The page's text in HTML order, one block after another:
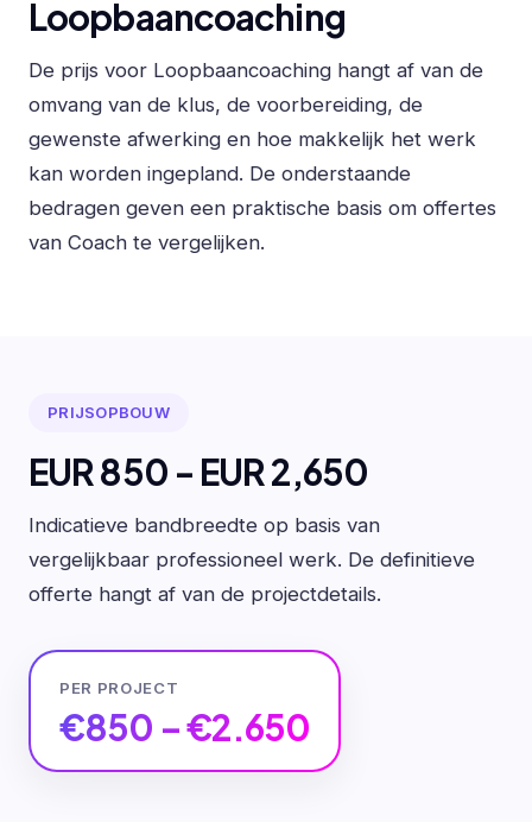
Loopbaancoaching
De prijs voor Loopbaancoaching hangt af van de
omvang van de klus, de voorbereiding, de
gewenste afwerking en hoe makkelijk het werk
kan worden ingepland. De onderstaande
bedragen geven een praktische basis om offertes
van Coach te vergelijken.
PRIJSOPBOUW
EUR 850 - EUR 2,650
Indicatieve bandbreedte op basis van
vergelijkbaar professioneel werk. De definitieve
offerte hangt af van de projectdetails.
PER PROJECT
€850 – €2.650